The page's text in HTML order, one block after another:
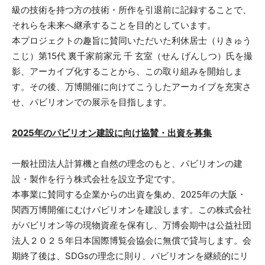
級の技術を持つ方の技術・所作を引退前に記録することで、
それらを未来へ継承することを目的としています。
本プロジェクトの趣旨に賛同いただいた利休居士（りきゅう
こじ）第15代 裏千家前家元 千 玄室（せん げんしつ）氏を撮
影、アーカイブ化することから、この取り組みを開始しま
す。その後、万博開催に向けてこうしたアーカイブを充実さ
せ、パビリオンでの展示を目指します。
2025年のパビリオン建設に向け協賛・出資を募集
一般社団法人計算機と自然の理念のもと、パビリオンの建
設・製作を行う株式会社を設立予定です。
本事業に賛同する企業からの出資を集め、2025年の大阪・
関西万博開催にむけパビリオンを建設します。この株式会社
がパビリオン等の現物資産を保有し、万博会期中は公益社団
法人２０２５年日本国際博覧会協会に無償で貸与します。会
期終了後は、SDGsの理念に則り、パビリオンを継続的にリ